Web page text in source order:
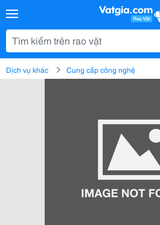
Dịch vụ khác Cung cấp công nghệ